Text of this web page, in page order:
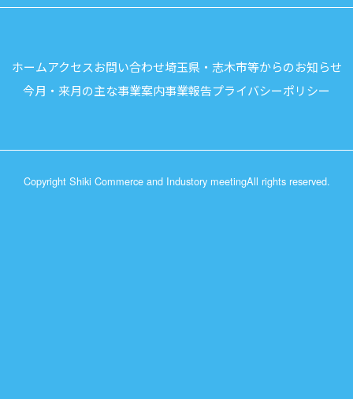
ホームアクセスお問い合わせ埼玉県・志木市等からのお知らせ
今月・来月の主な事業案内事業報告プライバシーポリシー
Copyright Shiki Commerce and Industory meetingAll rights reserved.